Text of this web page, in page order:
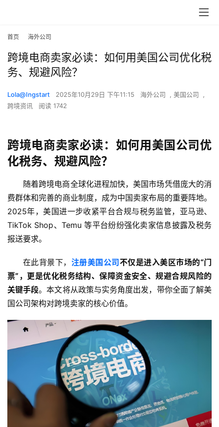
首页 海外公司
跨境电商卖家必读：如何用美国公司优化税
务、规避风险？
Lola@Ingstart 2025年10月29日 下午11:15 海外公司 , 美国公司
,
跨境资讯
阅读 1742
跨境电商卖家必读：如何用美国公司优
化税务、规避风险？
随着跨境电商全球化进程加快，美国市场凭借庞大的消
费群体和完善的商业制度，成为中国卖家布局的重要阵地。
2025年，美国进一步收紧平台合规与税务监管，亚马逊、
TikTok Shop、Temu 等平台纷纷强化卖家信息披露及税务
报送要求。
在此背景下， 注册美国公司不仅是进入美区市场的“门
票”，更是优化税务结构、保障资金安全、规避合规风险的
关键手段。本文将从政策与实务角度出发，带你全面了解美
国公司架构对跨境卖家的核心价值。